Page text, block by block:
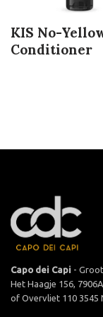
KIS No-
Conditioner
Capo dei Capi -
Het Haagje 156,
of Overvliet 110 3545